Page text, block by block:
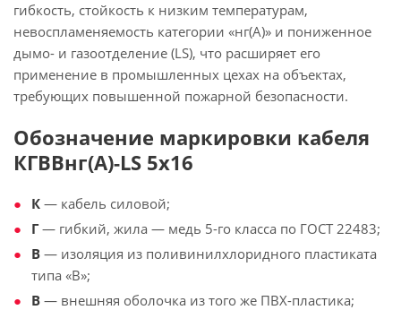
гибкость, стойкость к низким температурам,
невоспламеняемость категории «нг(А)» и пониженное
дымо- и газоотделение (LS), что расширяет его
применение в промышленных цехах на объектах,
требующих повышенной пожарной безопасности.
Обозначение маркировки кабеля
КГВВнг(А)-LS 5х16
К — кабель силовой;
Г — гибкий, жила — медь 5-го класса по ГОСТ 22483;
В — изоляция из поливинилхлоридного пластиката
типа «В»;
В — внешняя оболочка из того же ПВХ-пластика;